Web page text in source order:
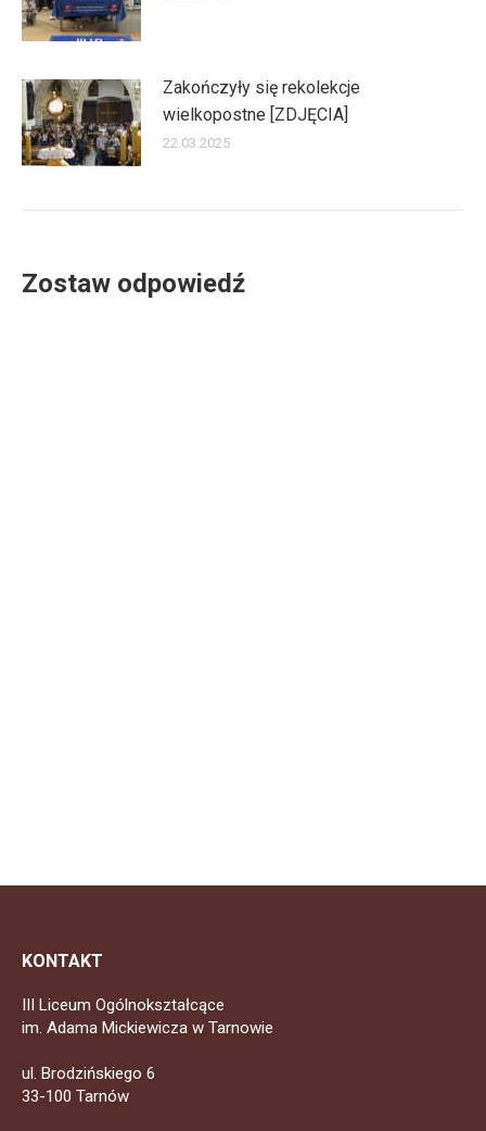
Zakończyły się rekolekcje
wielkopostne [ZDJĘCIA]
22.03.2025
Zostaw odpowiedź
KONTAKT
III Liceum Ogólnokształcące
im. Adama Mickiewicza w Tarnowie
ul. Brodzińskiego 6
33-100 Tarnów